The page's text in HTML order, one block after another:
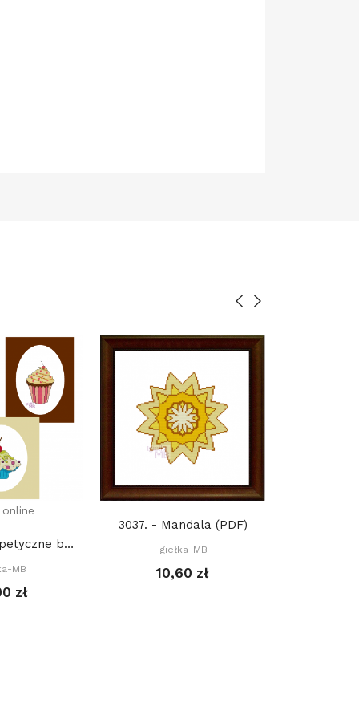
10 K 227. - Apetyczne babeczki 3 (PDF)
MB
zł
3037. - Mandala (PDF)
Igiełka-MB
10,60 zł